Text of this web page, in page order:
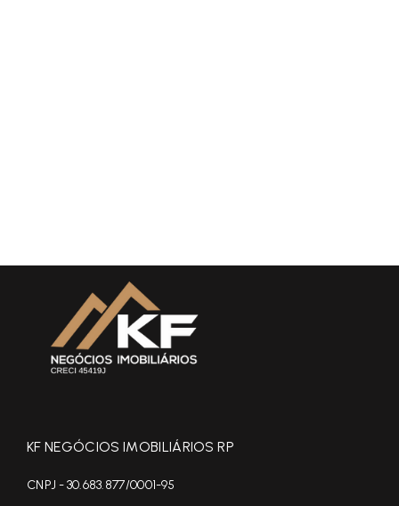
KF NEGÓCIOS IMOBILIÁRIOS RP
CNPJ - 30.683.877/0001-95